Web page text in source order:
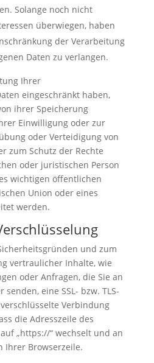
Solange noch nicht
überwiegen, haben
der Verarbeitung
Daten zu verlangen.
Ihrer
eingeschränkt haben,
ihrer Speicherung
Einwilligung oder zur
oder Verteidigung von
zum Schutz der Rechte
oder juristischen Person
wichtigen öffentlichen
Union oder eines
werden.
und zum
vertraulicher Inhalte, wie
oder Anfragen, die Sie an
eine SSL- bzw. TLS-
Verbindung
die Adresszeile des
„https://“ wechselt und an
Ihrer Browserzeile.